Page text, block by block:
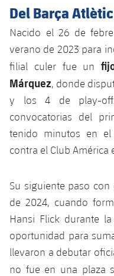
Jugadors
Fotos
Palmarés
Clasificaciones
Infantil
Alevín
Actualidad
Calendario
Entradas
Resultados
Clasificaciones
Jugadores
Fotos
Historia
Palmarés
Barça Atlètic
plusicon
más
Actualidad
Calendario
Resultados
Jugadores
Clasificaciones
Base
plusicon
más
Actualidad
Barça C
Junior
Juvenil
Infantil
Alevín
Campus Verano
PLUSICON
MÁS
Noticias
Atletismo
plusicon
más
Actualidad
Masculino
Baloncesto en
plusicon
más
Actualidad
plusicon
más
Del Barça
Nacido el 26 de
verano de 2023 para
filial culer fue un
Márquez, donde
y los 4 de play-
convocatorias del
tenido minutos en
contra el Club América
Su siguiente paso
de 2024, cuando
Hansi Flick durante
oportunidad para
llevaron a debutar
no fue en una plaza